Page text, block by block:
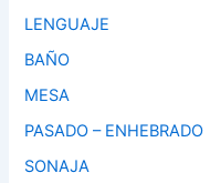
LENGUAJE
BAÑO
MESA
PASADO – ENHEBRADO
SONAJA